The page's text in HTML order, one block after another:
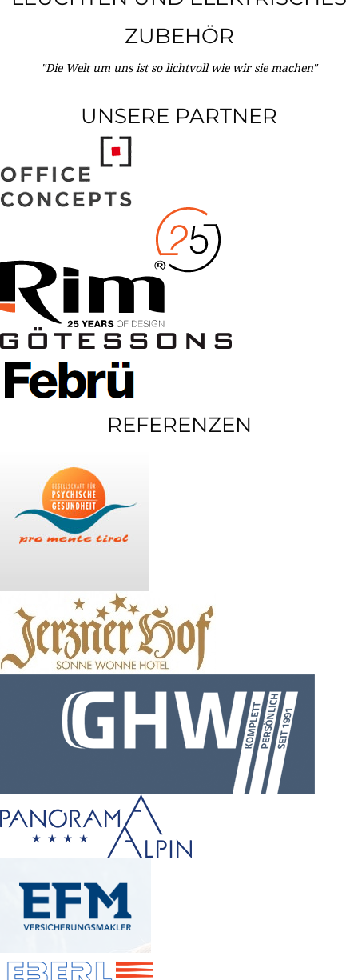
ZUBEHÖR
"Die Welt um uns ist so lichtvoll wie wir sie machen"
UNSERE PARTNER
REFERENZEN